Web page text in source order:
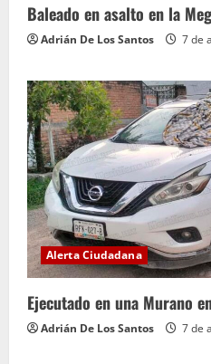
Baleado en asalto en la
Adrián De Los Santos 7 de
Alerta Ciudadana
Ejecutado en una Murano
Adrián De Los Santos 7 de